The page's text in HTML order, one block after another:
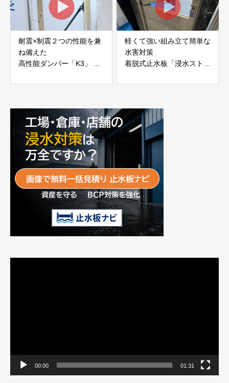
耐震×制震２つの性能を兼
ね備えた
高性能ダンパー「K3」 富
軽くて強い組み立て簡単な
水害対策
着脱式止水板「浸水ストッ
富士工業株式会社
00:00 01:31